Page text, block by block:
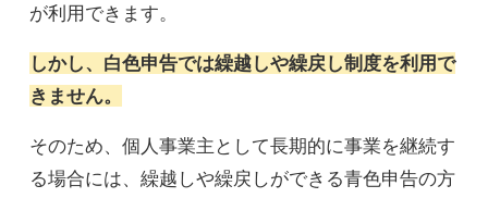
が利用できます。
しかし、白色申告では繰越しや繰戻し制度を利用で
きません。
そのため、個人事業主として長期的に事業を継続す
る場合には、繰越しや繰戻しができる青色申告の方